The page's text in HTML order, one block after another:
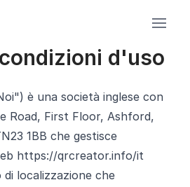
d'uso
è una società inglese con
Road, First Floor, Ashford,
1BB che gestisce
https://qrcreator.info/it
localizzazione che